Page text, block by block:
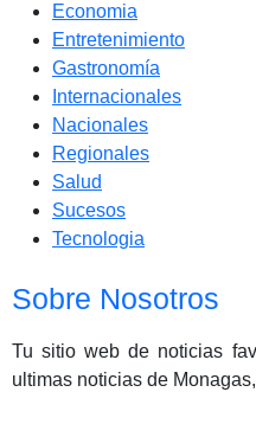
Economia
Entretenimiento
Gastronomía
Internacionales
Nacionales
Regionales
Salud
Sucesos
Tecnologia
Sobre Nosotros
Tu sitio web de noticias
ultimas noticias de